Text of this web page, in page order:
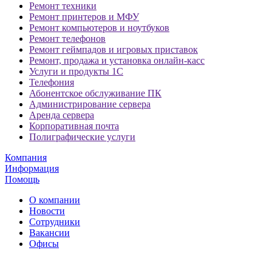
Ремонт техники
Ремонт принтеров и МФУ
Ремонт компьютеров и ноутбуков
Ремонт телефонов
Ремонт геймпадов и игровых приставок
Ремонт, продажа и установка онлайн-касс
Услуги и продукты 1С
Телефония
Абонентское обслуживание ПК
Администрирование сервера
Аренда сервера
Корпоративная почта
Полиграфические услуги
Компания
Информация
Помощь
О компании
Новости
Сотрудники
Вакансии
Офисы